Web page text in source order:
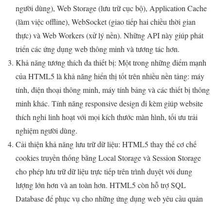
người dùng), Web Storage (lưu trữ cục bộ), Application Cache
(làm việc offline), WebSocket (giao tiếp hai chiều thời gian
thực) và Web Workers (xử lý nền). Những API này giúp phát
triển các ứng dụng web thông minh và tương tác hơn.
Khả năng tương thích đa thiết bị: Một trong những điểm mạnh
của HTML5 là khả năng hiển thị tốt trên nhiều nền tảng: máy
tính, điện thoại thông minh, máy tính bảng và các thiết bị thông
minh khác. Tính năng responsive design đi kèm giúp website
thích nghi linh hoạt với mọi kích thước màn hình, tối ưu trải
nghiệm người dùng.
Cải thiện khả năng lưu trữ dữ liệu: HTML5 thay thế cơ chế
cookies truyền thống bằng Local Storage và Session Storage
cho phép lưu trữ dữ liệu trực tiếp trên trình duyệt với dung
lượng lớn hơn và an toàn hơn. HTML5 còn hỗ trợ SQL
Database để phục vụ cho những ứng dụng web yêu cầu quản